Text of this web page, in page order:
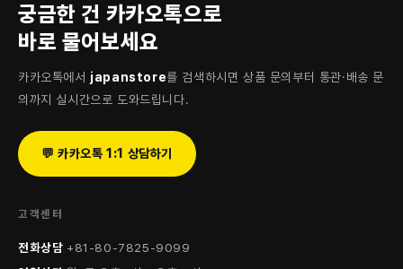
궁금한 건 카카오톡으로
바로 물어보세요
카카오톡에서 japanstore를 검색하시면 상품 문의부터 통관·배송 문
의까지 실시간으로 도와드립니다.
💬 카카오톡 1:1 상담하기
고객센터
전화상담 +81-80-7825-9099